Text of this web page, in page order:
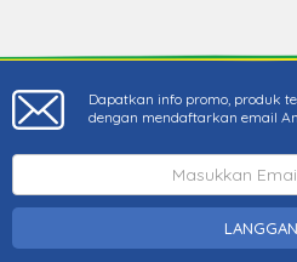
Dapatkan info promo, produk
dengan mendaftarkan email